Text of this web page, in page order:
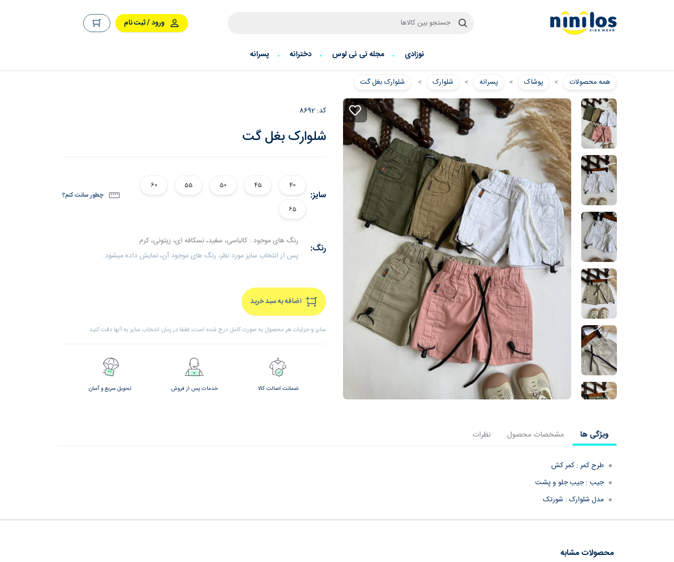
ورود / ثبت نام
نوزادی مجله نی نی لوس دخترانه پسرانه
همه محصولات پوشاک پسرانه شلوارک شلوارک بغل گت
کد: 8692
شلوارک بغل گت
سایز:
40
45
50
55
60
65
چطور سانت کنم؟
رنگ:
رنگ های موجود : کالباسی، سفید، نسکافه ای، زیتونی، کرم
پس از انتخاب سایز مورد نظر، رنگ های موجود آن، نمایش داده میشود.
اضافه به سبد خرید
سایز و جزئیات هر محصول به صورت کامل درج شده است، لطفا در زمان انتخاب سایز به آنها دقت کنید
ضمانت اصالت کالا خدمات پس از فروش تحویل سریع و آسان
ویژگی ها مشخصات محصول نظرات
طرح کمر : کمر کش
جیب :جیب جلو و پشت
مدل شلوارک : شورتک
محصولات مشابه